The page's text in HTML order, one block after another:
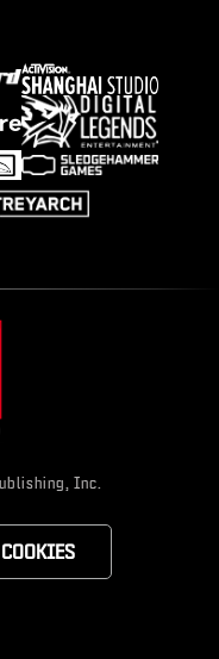
Inc.
your region